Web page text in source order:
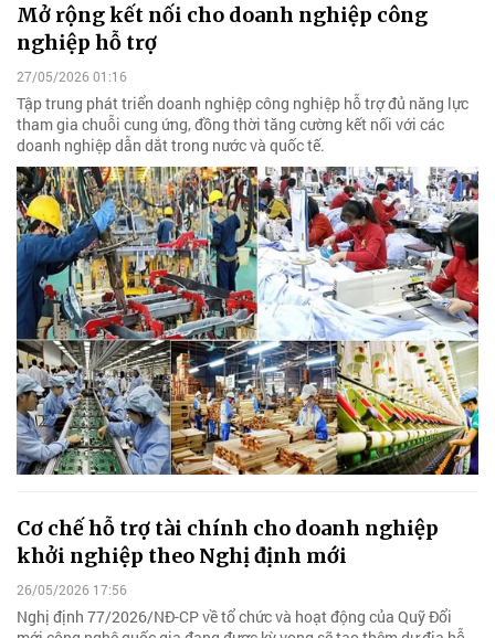
Mở rộng kết nối cho doanh nghiệp công
nghiệp hỗ trợ
27/05/2026 01:16
Tập trung phát triển doanh nghiệp công nghiệp hỗ trợ đủ năng lực
tham gia chuỗi cung ứng, đồng thời tăng cường kết nối với các
doanh nghiệp dẫn dắt trong nước và quốc tế.
Cơ chế hỗ trợ tài chính cho doanh nghiệp
khởi nghiệp theo Nghị định mới
26/05/2026 17:56
Nghị định 77/2026/NĐ-CP về tổ chức và hoạt động của Quỹ Đổi